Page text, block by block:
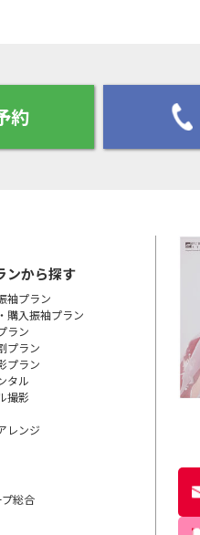
約
ンから探す
袖プラン
購入振袖プラン
ラン
プラン
プラン
タル
撮影
レンジ
総合